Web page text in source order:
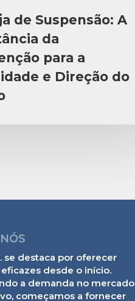
de Suspensão: A
da
para a
e Direção do
se destaca por oferecer
desde o início.
a demanda no mercado
começamos a fornecer